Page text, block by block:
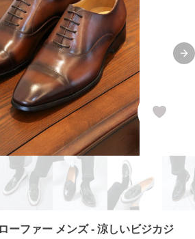
ーファー メンズ - 涼しいビジカジ